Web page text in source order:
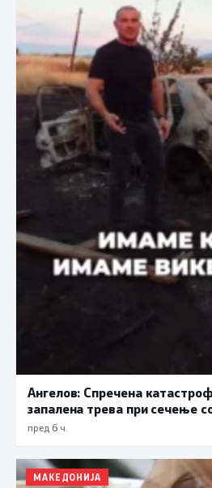
Ангелов: Спречена
запалена трева при сечење
пред 6 ч.
МАКЕДОНИЈА